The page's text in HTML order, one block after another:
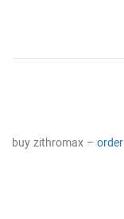
buy zithromax –